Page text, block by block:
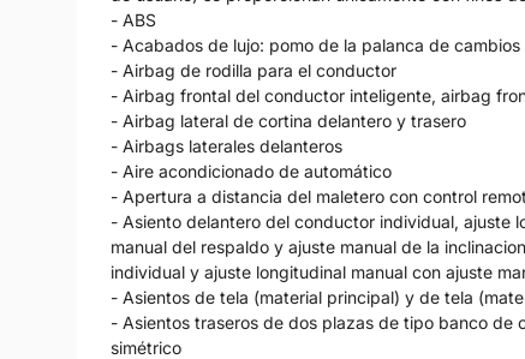
- ABS
- Acabados de lujo: pomo de la palanca de
- Airbag de rodilla para el conductor
- Airbag frontal del conductor inteligente, airbag
- Airbag lateral de cortina delantero y trasero
- Airbags laterales delanteros
- Aire acondicionado de automático
- Apertura a distancia del maletero con control
- Asiento delantero del conductor individual, ajuste
manual del respaldo y ajuste manual de la
individual y ajuste longitudinal manual con ajuste
- Asientos de tela (material principal) y de tela
- Asientos traseros de dos plazas de tipo banco
simétrico